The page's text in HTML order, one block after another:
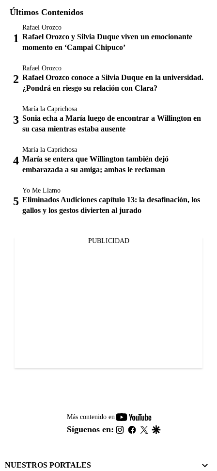
Últimos Contenidos
Rafael Orozco
Rafael Orozco y Silvia Duque viven un emocionante
momento en ‘Campai Chipuco’
Rafael Orozco
Rafael Orozco conoce a Silvia Duque en la universidad.
¿Pondrá en riesgo su relación con Clara?
María la Caprichosa
Sonia echa a María luego de encontrar a Willington en
su casa mientras estaba ausente
María la Caprichosa
María se entera que Willington también dejó
embarazada a su amiga; ambas le reclaman
Yo Me Llamo
Eliminados Audiciones capítulo 13: la desafinación, los
gallos y los gestos divierten al jurado
PUBLICIDAD
Más contenido en
youtube-
footer
Síguenos en: instagram
facebook
twitter
NUESTROS PORTALES